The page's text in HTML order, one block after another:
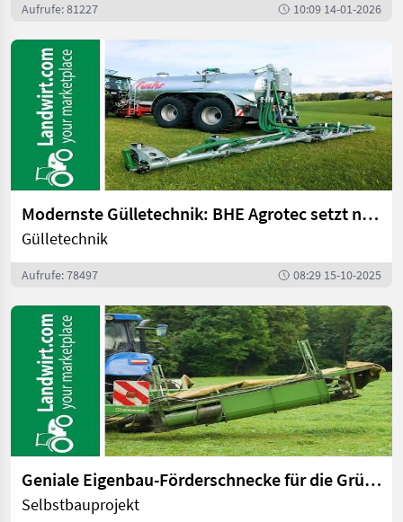
Aufrufe: 81227 10:09 14-01-2026
Modernste Gülletechnik: BHE Agrotec setzt neue Maßstäbe | landwirt.com
Gülletechnik
Aufrufe: 78497 08:29 15-10-2025
Geniale Eigenbau-Förderschnecke für die Grünlandmahd | landwirt.com
Selbstbauprojekt